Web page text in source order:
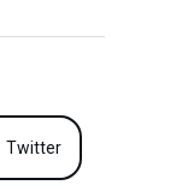
Twitter